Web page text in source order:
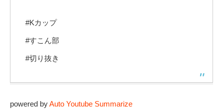
#Kカップ
#すこん部
#切り抜き
powered byAuto Youtube Summarize